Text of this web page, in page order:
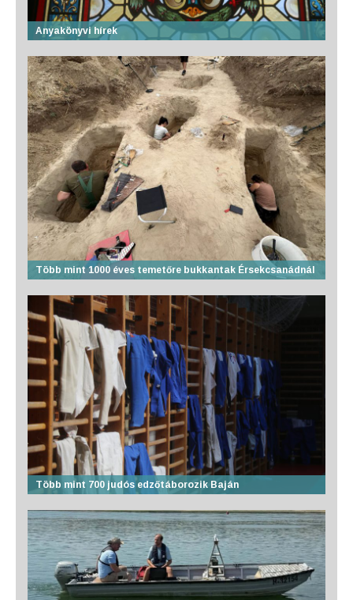
Anyakönyvi hírek
Több mint 1000 éves temetőre bukkantak Érsekcsanádnál
Több mint 700 judós edzőtáborozik Baján